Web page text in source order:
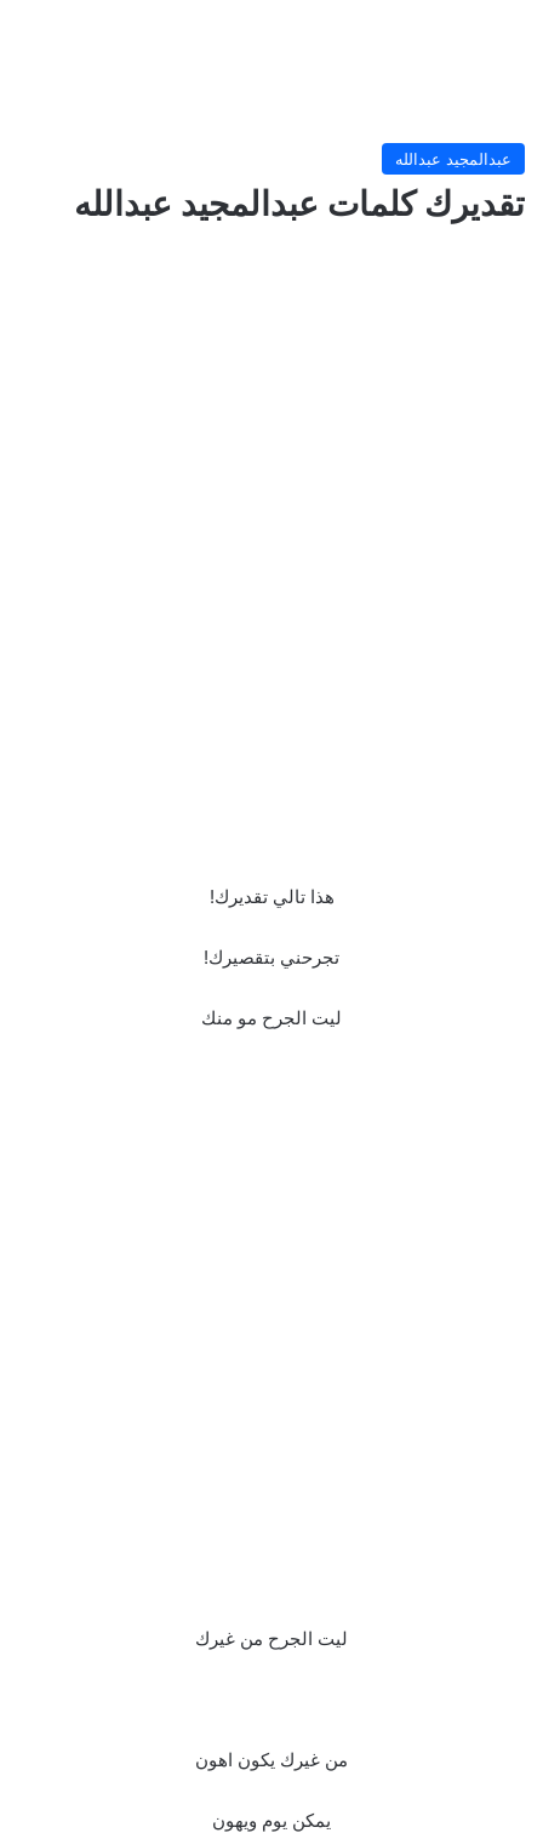
عبدالمجيد عبدالله
تقديرك كلمات عبدالمجيد عبدالله
هذا تالي تقديرك!
تجرحني بتقصيرك!
ليت الجرح مو منك
ليت الجرح من غيرك
من غيرك يكون اهون
يمكن يوم ويهون